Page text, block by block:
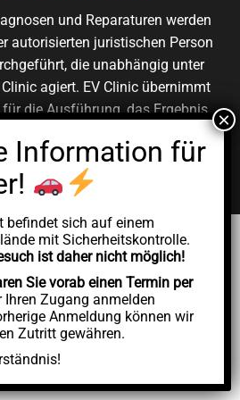
und Reparaturen werden
autorisierten juristischen Person
die unabhängig unter
agiert. EV Clinic übernimmt
die Ausführung, das Ergebnis,
mit der erbrachten
befindet sich auf einem
mit Sicherheitskontrolle.
ist daher nicht möglich!
Sie vorab einen Termin per
Ihren Zugang anmelden
Anmeldung können wir
Zutritt gewähren.